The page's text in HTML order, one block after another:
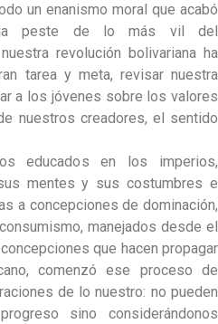
un enanismo moral que acabó
peste de lo más vil del
revolución bolivariana ha
tarea y meta, revisar nuestra
a los jóvenes sobre los valores
nuestros creadores, el sentido
educados en los imperios,
mentes y sus costumbres e
a concepciones de dominación,
manejados desde el
que hacen propagar
comenzó ese proceso de
de lo nuestro: no pueden
sino considerándonos